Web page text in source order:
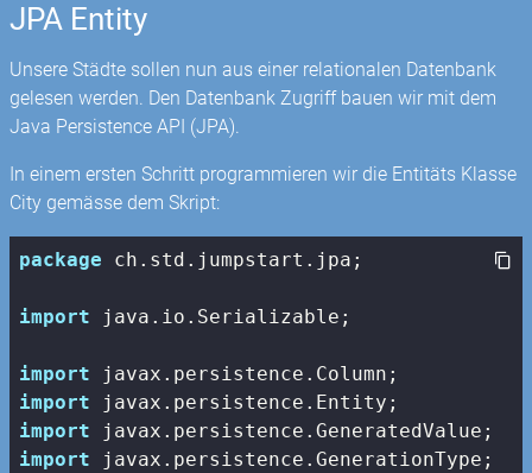
JPA Entity
Unsere Städte sollen nun aus einer relationalen Datenbank
gelesen werden. Den Datenbank Zugriff bauen wir mit dem
Java Persistence API (JPA).
In einem ersten Schritt programmieren wir die Entitäts Klasse
City gemässe dem Skript:
package ch.std.jumpstart.jpa;
import java.io.Serializable;
import
import
import
import